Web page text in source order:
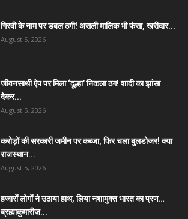
गिरवी के नाम पर डबल ठगी! असली मालिक भी फंसा, खरीदार...
August 5, 2026
जीवनसाथी ऐप पर मिला ‘दूल्हा’ निकला ठग! शादी का झांसा
देकर...
August 5, 2026
करोड़ों की सरकारी जमीन पर कब्जा, फिर चला बुलडोजर! क्या
राजस्थान...
August 5, 2026
हजारों लोगों ने उठाया हाथ, लिया नशामुक्त भारत का प्रण…
ब्रह्माकुमारीज़...